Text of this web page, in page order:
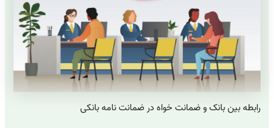
رابطه بین بانک و ضمانت خواه در ضمانت نامه بانکی